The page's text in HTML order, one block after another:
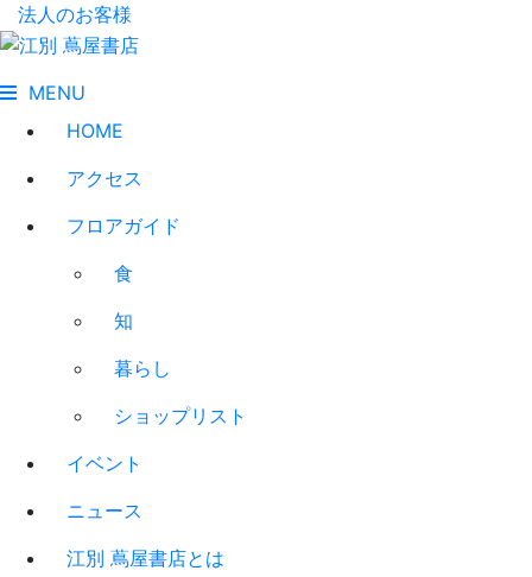
法人のお客様
MENU
HOME
アクセス
フロアガイド
食
知
暮らし
ショップリスト
イベント
ニュース
江別 蔦屋書店とは